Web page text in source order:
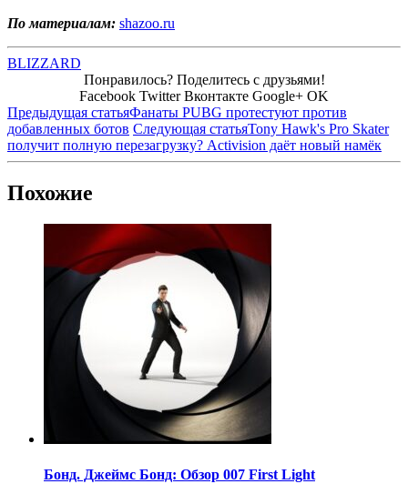
По материалам: shazoo.ru
BLIZZARD
Понравилось? Поделитесь с друзьями!
Facebook Twitter Вконтакте Google+ OK
Предыдущая статьяФанаты PUBG протестуют против
добавленных ботов Следующая статьяTony Hawk's Pro Skater
получит полную перезагрузку? Activision даёт новый намёк
Похожие
Бонд. Джеймс Бонд: Обзор 007 First Light